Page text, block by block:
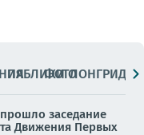
ПАБЛИКИ
ФОТОЛОНГРИДЫ
заседание
Движения Первых